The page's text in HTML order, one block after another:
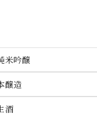
米吟醸
醸造
酒